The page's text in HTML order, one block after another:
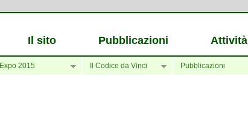
Il sito Pubblicazioni Attività
Expo 2015 Il Codice da Vinci Pubblicazioni